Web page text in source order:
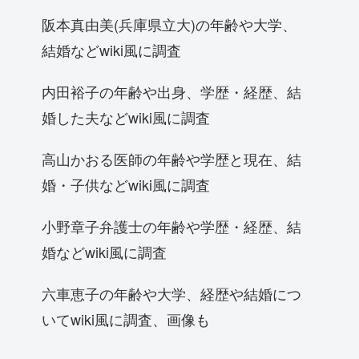
阪本真由美(兵庫県立大)の年齢や大学、
結婚などwiki風に調査
内田裕子の年齢や出身、学歴・経歴、結
婚した夫などwiki風に調査
高山かおる医師の年齢や学歴と現在、結
婚・子供などwiki風に調査
小野章子弁護士の年齢や学歴・経歴、結
婚などwiki風に調査
六車恵子の年齢や大学、経歴や結婚につ
いてwiki風に調査、画像も